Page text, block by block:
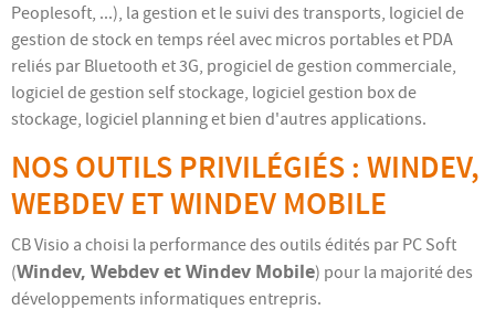
Peoplesoft, ...), la gestion et le suivi des transports, logiciel de
gestion de stock en temps réel avec micros portables et PDA
reliés par Bluetooth et 3G, progiciel de gestion commerciale,
logiciel de gestion self stockage, logiciel gestion box de
stockage, logiciel planning et bien d'autres applications.
NOS OUTILS PRIVILÉGIÉS : WINDEV,
WEBDEV ET WINDEV MOBILE
CB Visio a choisi la performance des outils édités par PC Soft
(Windev, Webdev et Windev Mobile) pour la majorité des
développements informatiques entrepris.